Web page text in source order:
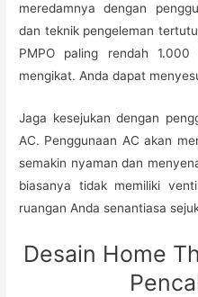
meredamnya dengan
dan teknik pengeleman
PMPO paling rendah
mengikat. Anda dapat
Jaga kesejukan dengan
AC. Penggunaan AC akan
semakin nyaman dan
biasanya tidak memiliki
ruangan Anda senantiasa
Desain Home